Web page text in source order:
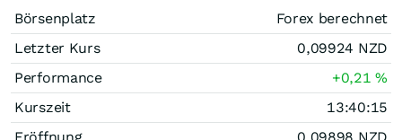
Börsenplatz
Forex berechnet
Letzter Kurs
0,09924 NZD
Performance
+0,21%
Kurszeit
13:40:15